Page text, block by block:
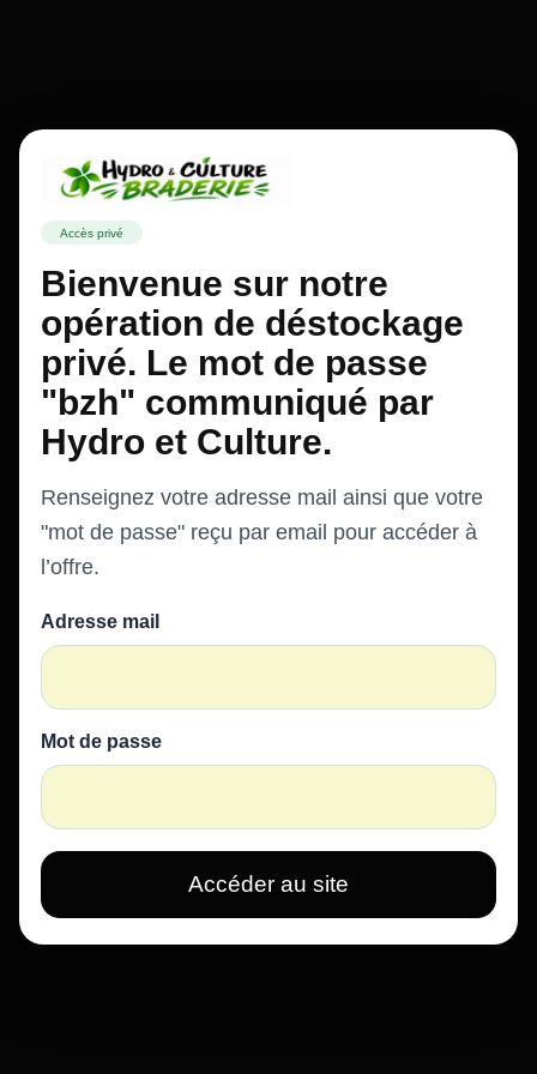
Accès privé
Bienvenue sur notre
opération de déstockage
privé. Le mot de passe
"bzh" communiqué par
Hydro et Culture.
Renseignez votre adresse mail ainsi que votre
"mot de passe" reçu par email pour accéder à
l’offre.
Adresse mail
Mot de passe
Accéder au site